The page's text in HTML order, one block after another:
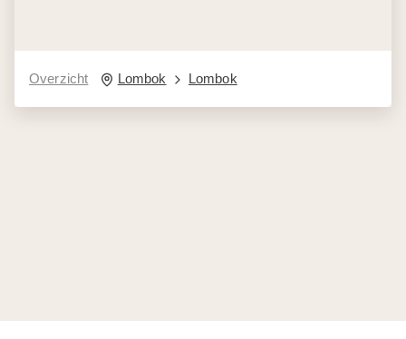
Overzicht Lombok Lombok